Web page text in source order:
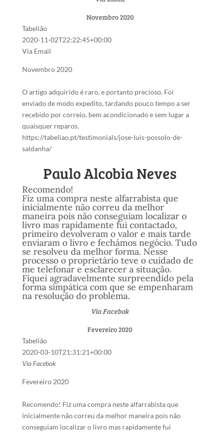
Novembro 2020
Tabelião
2020-11-02T22:22:45+00:00
Via Email
Novembro 2020
O artigo adquirido é raro, e portanto precioso. Foi
enviado de modo expedito, tardando pouco tempo a ser
recebido por correio, bem acondicionado e sem lugar a
quaisquer reparos.
https://tabeliao.pt/testimonials/jose-luis-possolo-de-
saldanha/
Paulo Alcobia Neves
Recomendo!
Fiz uma compra neste alfarrabista que
inicialmente não correu da melhor
maneira pois não conseguiam localizar o
livro mas rapidamente fui contactado,
primeiro devolveram o valor e mais tarde
enviaram o livro e fechámos negócio. Tudo
se resolveu da melhor forma. Nesse
processo o proprietário teve o cuidado de
me telefonar e esclarecer a situação.
Fiquei agradavelmente surpreendido pela
forma simpática com que se empenharam
na resolução do problema.
Via Facebok
Fevereiro 2020
Tabelião
2020-03-10T21:31:21+00:00
Via Facebok
Fevereiro 2020
Recomendo! Fiz uma compra neste alfarrabista que
inicialmente não correu da melhor maneira pois não
conseguiam localizar o livro mas rapidamente fui